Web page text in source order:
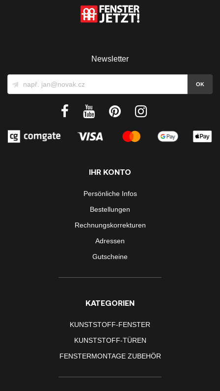
Newsletter
IHR KONTO
Persönliche Infos
Bestellungen
Rechnungskorrekturen
Adressen
Gutscheine
KATEGORIEN
KUNSTSTOFF-FENSTER
KUNSTSTOFF-TÜREN
FENSTERMONTAGE ZUBEHÖR